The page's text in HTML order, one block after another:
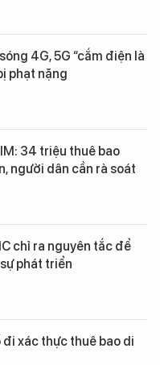
4G, 5G “cắm điện là
phạt nặng
34 triệu thuê bao
người dân cần rà soát
chỉ ra nguyên tắc để
phát triển
xác thực thuê bao di